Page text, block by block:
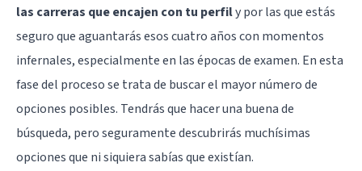
las carreras que encajen con tu perfily por las que estás
seguro que aguantarás esos cuatro años con momentos
infernales, especialmente en las épocas de examen. En esta
fase del proceso se trata de buscar el mayor número de
opciones posibles. Tendrás que hacer una buena de
búsqueda, pero seguramente descubrirás muchísimas
opciones que ni siquiera sabías que existían.